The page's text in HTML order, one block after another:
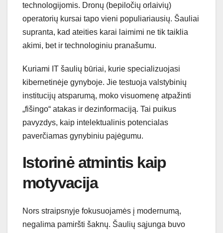
technologijomis. Dronų (bepiločių orlaivių)
operatorių kursai tapo vieni populiariausių. Šauliai
supranta, kad ateities karai laimimi ne tik taiklia
akimi, bet ir technologiniu pranašumu.
Kuriami IT šaulių būriai, kurie specializuojasi
kibernetinėje gynyboje. Jie testuoja valstybinių
institucijų atsparumą, moko visuomenę atpažinti
„fišingo“ atakas ir dezinformaciją. Tai puikus
pavyzdys, kaip intelektualinis potencialas
paverčiamas gynybiniu pajėgumu.
Istorinė atmintis kaip
motyvacija
Nors straipsnyje fokusuojamės į modernumą,
negalima pamiršti šaknų. Šaulių sąjunga buvo